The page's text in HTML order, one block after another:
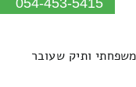
054-453-5415
ותיק שעובר